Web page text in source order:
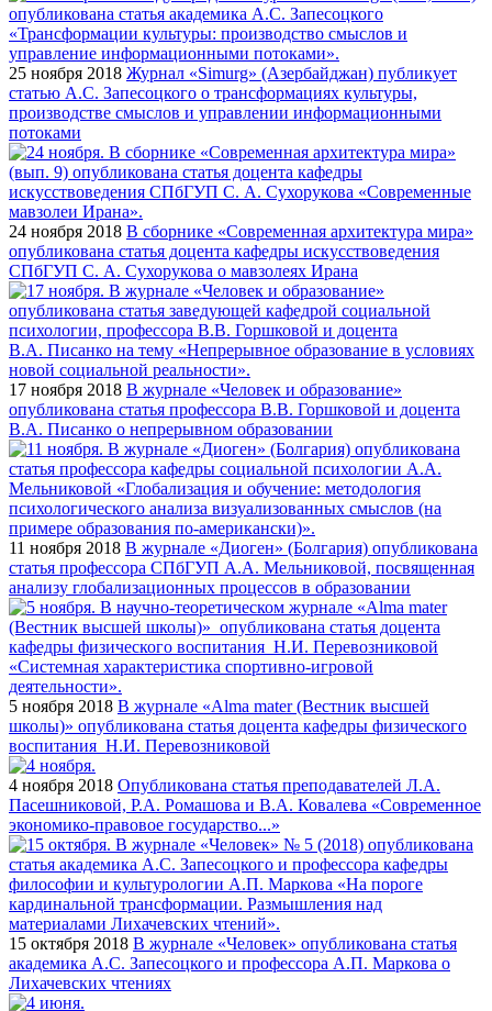
25 ноября 2018 Журнал «Simurg» (Азербайджан) публикует
статью А.С. Запесоцкого о трансформациях культуры,
производстве смыслов и управлении информационными
потоками
24 ноября 2018 В сборнике «Современная архитектура мира»
опубликована статья доцента кафедры искусствоведения
СПбГУП С. А. Сухорукова о мавзолеях Ирана
17 ноября 2018 В журнале «Человек и образование»
опубликована статья профессора В.В. Горшковой и доцента
В.А. Писанко о непрерывном образовании
11 ноября 2018 В журнале «Диоген» (Болгария) опубликована
статья профессора СПбГУП А.А. Мельниковой, посвященная
анализу глобализационных процессов в образовании
5 ноября 2018 В журнале «Alma mater (Вестник высшей
школы)» опубликована статья доцента кафедры физического
воспитания Н.И. Перевозниковой
4 ноября 2018 Опубликована статья преподавателей Л.А.
Пасешниковой, Р.А. Ромашова и В.А. Ковалева «Современное
экономико-правовое государство...»
15 октября 2018 В журнале «Человек» опубликована статья
академика А.С. Запесоцкого и профессора А.П. Маркова о
Лихачевских чтениях